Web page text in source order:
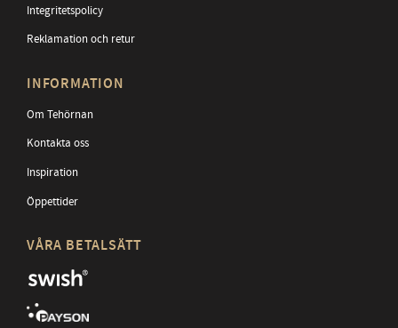
Integritetspolicy
Reklamation och retur
INFORMATION
Om Tehörnan
Kontakta oss
Inspiration
Öppettider
VÅRA BETALSÄTT